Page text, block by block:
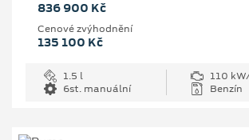
836 900 Kč
Cenové zvýhodnění
135 100 Kč
1.5 l
110
6st. manuální
Benzín